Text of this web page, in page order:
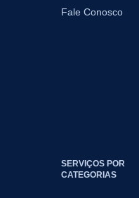
Fale Conosco
SERVIÇOS POR
CATEGORIAS